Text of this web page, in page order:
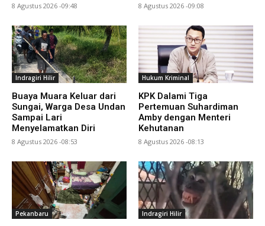
8 Agustus 2026 -09:48 8 Agustus 2026 -09:08
Indragiri Hilir
Buaya Muara Keluar dari
Sungai, Warga Desa Undan
Sampai Lari
Menyelamatkan Diri
8 Agustus 2026 -08:53
Hukum Kriminal
KPK Dalami Tiga
Pertemuan Suhardiman
Amby dengan Menteri
Kehutanan
8 Agustus 2026 -08:13
Pekanbaru Indragiri Hilir